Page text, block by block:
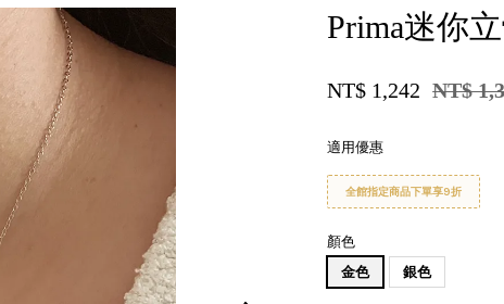
Prima迷你
NT$ 1,242 NT$
適用優惠
全館指定商品下單享9折
顏色
金色
銀色
您的購物車目前還是空的。